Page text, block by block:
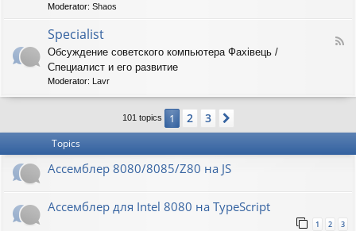
o
8
Moderator: Shaos
F
i
i
t
Specialist
Обсуждение советского компьютера Фахiвець /
Специалист и его развитие
Moderator: Lavr
101 topics 1 2 3
Topics
Ассемблер 8080/8085/Z80 на JS
Ассемблер для Intel 8080 на TypeScript
1 2 3